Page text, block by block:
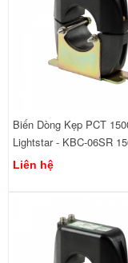
Biến Dòng Kẹp PCT
Lightstar - KBC-06SR
Liên hệ